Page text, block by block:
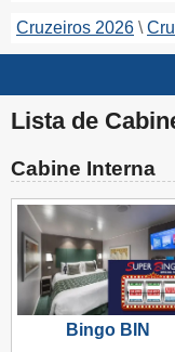
Cruzeiros 2026
Lista de
Cabine Interna
Bingo BIN